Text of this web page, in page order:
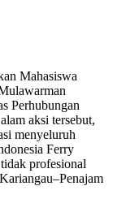
Mahasiswa
Perhubungan
aksi tersebut,
menyeluruh
Ferry
profesional